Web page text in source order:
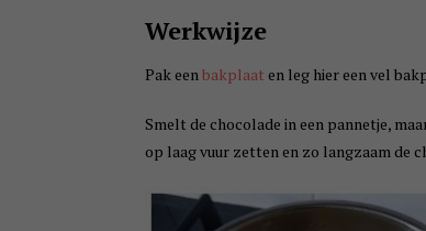
Werkwijze
Pak eenbakplaat en leg hier een vel
Smelt de chocolade in een pannetje,
op laag vuur zetten en zo langzaam de